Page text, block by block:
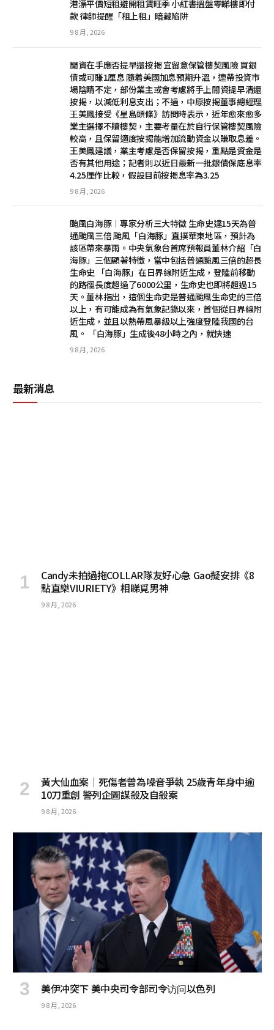
港漂平價短租避開租賃旺季 小紅書搵盤零睇樓即付
款 律師提醒「租上租」暗藏陷阱
9 8 月, 2026
閒資在手應否提早還按揭 宜留意保管樓契風險 買銀
債或可賺1厘息 隨着美國加息預期升溫，連帶投資市
場陰睛不定，部份業主或會考慮將手上閒資提早清還
按揭，以減低利息支出；不過，中原按揭董事總經理
王美鳳接受《星島頭條》訪問時表示，近年愈來愈多
業主選擇不贖樓契，主要考量在於自行保管樓契風險
較高，且保留適度按揭能增加流動資金以賺取息差。
王美鳳建議，業主考慮是否保留按揭，重點是資金是
否有其他用途；記者則以近日最新一批銀債保底息率
4.25厘作比較，假設目前按揭息率為3.25
9 8 月, 2026
颱風白海豚︱專家分析三大特徵 生命史達15天為普
通颱風三倍 颱風「白海豚」直撲華東地區，預計為
該區帶來暴雨。中央氣象台首席預報員董林介紹「白
海豚」三個顯著特徵，當中包括普通颱風三倍的超長
生命史 「白海豚」在日界線附近生成，登陸前移動
的路徑長度超過了6000公里，生命史也即將超過15
天。董林指出，這個生命史是普通颱風生命史的三倍
以上，有可能成為有氣象記錄以來，首個從日界線附
近生成，並且以熱帶風暴級以上強度登陸我國的台
風。 「白海豚」生成後48小時之內，就快速
9 8 月, 2026
最新消息
Candy未拍過拖COLLAR隊友好心急 Gao擬安排《8
點直樂VIURIETY》相睇覓男神
9 8 月, 2026
黃大仙血案│死傷者曾為噪音爭執 25歲青年身中逾
10刀重創 警列企圖謀殺及自殺案
9 8 月, 2026
美伊冲突下 美中央司令部司令访问以色列
9 8 月, 2026